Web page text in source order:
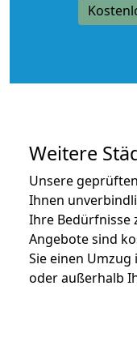
Weitere
Unsere
Ihnen
Ihre Bedürfnisse
Angebote sind
Sie einen
oder außerhalb